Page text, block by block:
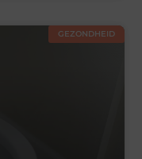
GEZONDHEID